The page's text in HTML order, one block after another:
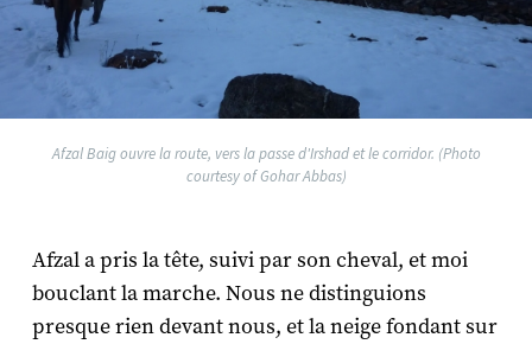
Afzal Baig ouvre la route, vers la passe d'Irshad et le corridor. (Photo
courtesy of Gohar Abbas)
Afzal a pris la tête, suivi par son cheval, et moi
bouclant la marche. Nous ne distinguions
presque rien devant nous, et la neige fondant sur